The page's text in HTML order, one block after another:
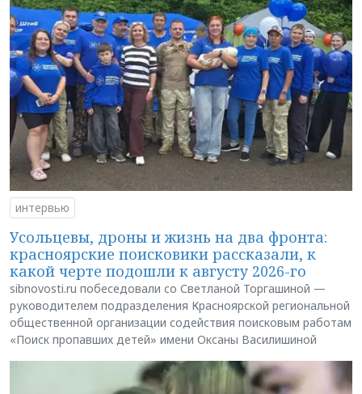
интервью
Усольцевы, дроны и жизнь на два фронта:
красноярские поисковики рассказали, к
какой черте подошли к августу 2026-го
sibnovosti.ru побеседовали со Светланой Торгашиной —
руководителем подразделения Красноярской региональной
общественной организации содействия поисковым работам
«Поиск пропавших детей» имени Оксаны Василишиной